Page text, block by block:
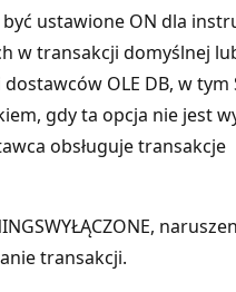
być ustawione ON dla
w transakcji domyślnej
OLE DB, w tym
gdy ta opcja nie jest
obsługuje transakcje
transakcji.